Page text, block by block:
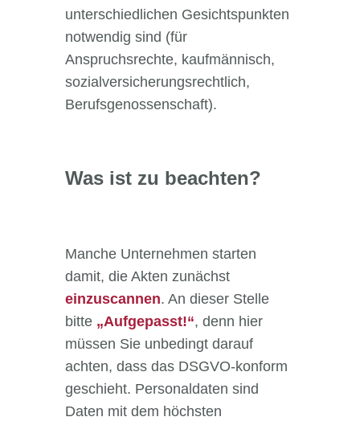
unterschiedlichen Gesichtspunkten
notwendig sind (für
Anspruchsrechte, kaufmännisch,
sozialversicherungsrechtlich,
Berufsgenossenschaft).
Was ist zu beachten?
Manche Unternehmen starten
damit, die Akten zunächst
einzuscannen. An dieser Stelle
bitte „Aufgepasst!“, denn hier
müssen Sie unbedingt darauf
achten, dass das DSGVO-konform
geschieht. Personaldaten sind
Daten mit dem höchsten